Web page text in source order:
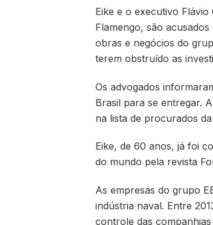
Eike e o executivo
Flamengo, são
obras e negócios do
terem obstruído as
Os advogados
Brasil para se entregar.
na lista de procurados
Eike, de 60 anos, já foi
do mundo pela revista
As empresas do grupo
indústria naval. Entre
controle das